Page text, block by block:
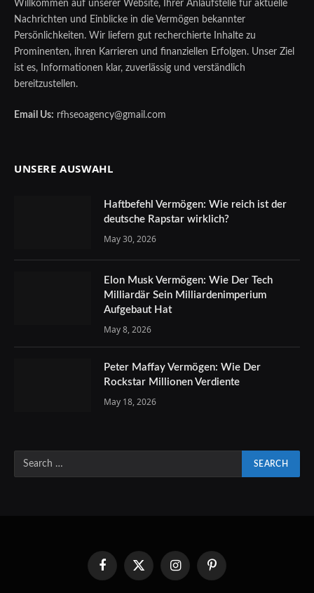
Willkommen auf unserer Website, Ihrer Anlaufstelle für aktuelle
Nachrichten und Einblicke in die Vermögen bekannter
Persönlichkeiten. Wir liefern gut recherchierte Inhalte zu
Prominenten, ihren Karrieren und finanziellen Erfolgen. Unser Ziel
ist es, Informationen klar, zuverlässig und verständlich
bereitzustellen.
Email Us: rfhseoagency@gmail.com
UNSERE AUSWAHL
Haftbefehl Vermögen: Wie reich ist der
deutsche Rapstar wirklich?
May 30, 2026
Elon Musk Vermögen: Wie Der Tech
Milliardär Sein Milliardenimperium
Aufgebaut Hat
May 8, 2026
Peter Maffay Vermögen: Wie Der
Rockstar Millionen Verdiente
May 18, 2026
FacebookX
InstagramPinterest